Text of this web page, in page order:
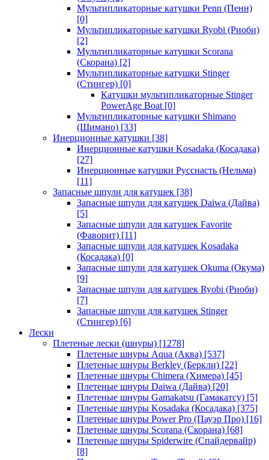
Мультипликаторные катушки Penn (Пенн)
[0]
Мультипликаторные катушки Ryobi (Риоби)
[2]
Мультипликаторные катушки Scorana
(Скорана) [2]
Мультипликаторные катушки Stinger
(Стингер) [0]
Катушки мультипликаторные Stinger
PowerAge Boat [0]
Мультипликаторные катушки Shimano
(Шимано) [33]
Инерционные катушки [38]
Инерционные катушки Kosadaka (Косадака)
[27]
Инерционные катушки Русснасть (Нельма)
[11]
Запасные шпули для катушек [38]
Запасные шпули для катушек Daiwa (Дайва)
[5]
Запасные шпули для катушек Favorite
(Фаворит) [11]
Запасные шпули для катушек Kosadaka
(Косадака) [0]
Запасные шпули для катушек Okuma (Окума)
[9]
Запасные шпули для катушек Ryobi (Риоби)
[7]
Запасные шпули для катушек Stinger
(Стингер) [6]
Лески
Плетеные лески (шнуры) [1278]
Плетеные шнуры Aqua (Аква) [537]
Плетеные шнуры Berkley (Беркли) [22]
Плетеные шнуры Chimera (Химера) [45]
Плетеные шнуры Daiwa (Дайва) [20]
Плетеные шнуры Gamakatsu (Гамакатсу) [5]
Плетеные шнуры Kosadaka (Косадака) [375]
Плетеные шнуры Power Pro (Пауэр Про) [16]
Плетеные шнуры Scorana (Скорана) [68]
Плетеные шнуры Spiderwire (Спайдервайр)
[8]